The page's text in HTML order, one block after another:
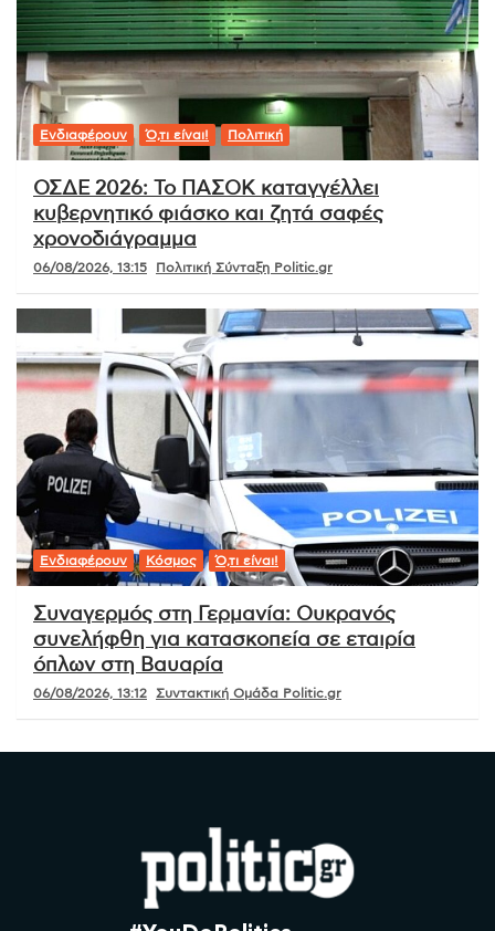
Ενδιαφέρουν Ό,τι είναι! Πολιτική
ΟΣΔΕ 2026: Το ΠΑΣΟΚ καταγγέλλει
κυβερνητικό φιάσκο και ζητά σαφές
χρονοδιάγραμμα
06/08/2026, 13:15 Πολιτική Σύνταξη Politic.gr
Ενδιαφέρουν Κόσμος Ό,τι είναι!
Συναγερμός στη Γερμανία: Ουκρανός
συνελήφθη για κατασκοπεία σε εταιρία
όπλων στη Βαυαρία
06/08/2026, 13:12 Συντακτική Ομάδα Politic.gr